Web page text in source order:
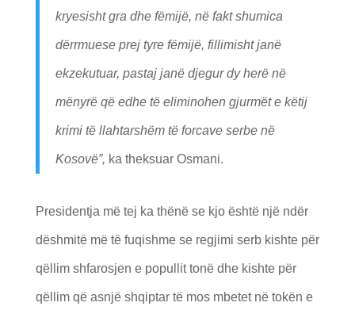
kryesisht gra dhe fëmijë, në fakt shumica
dërrmuese prej tyre fëmijë, fillimisht janë
ekzekutuar, pastaj janë djegur dy herë në
mënyrë që edhe të eliminohen gjurmët e këtij
krimi të llahtarshëm të forcave serbe në
Kosovë”, ka theksuar Osmani.
Presidentja më tej ka thënë se kjo është një ndër
dëshmitë më të fuqishme se regjimi serb kishte për
qëllim shfarosjen e popullit tonë dhe kishte për
qëllim që asnjë shqiptar të mos mbetet në tokën e